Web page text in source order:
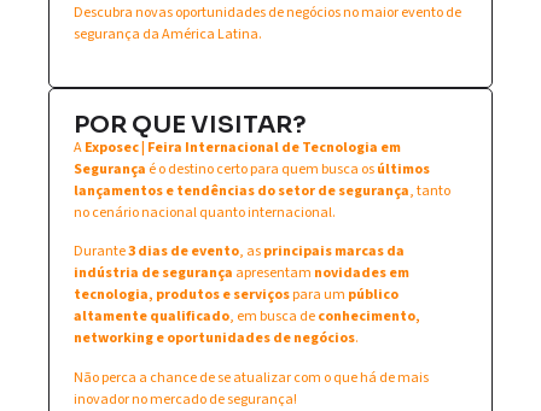
Descubra novas oportunidades de negócios no maior evento de
segurança da América Latina.
POR QUE VISITAR?
AExposec | Feira Internacional de Tecnologia em
Segurança é o destino certo para quem busca osúltimos
lançamentos e tendências do setor de segurança, tanto
no cenário nacional quanto internacional.
Durante3 dias de evento, asprincipais marcas da
indústria de segurança apresentam novidades em
tecnologia, produtos e serviçospara um público
altamente qualificado, em busca deconhecimento,
networking e oportunidades de negócios.
Não perca a chance de se atualizar com o que há de mais
inovador no mercado de segurança!